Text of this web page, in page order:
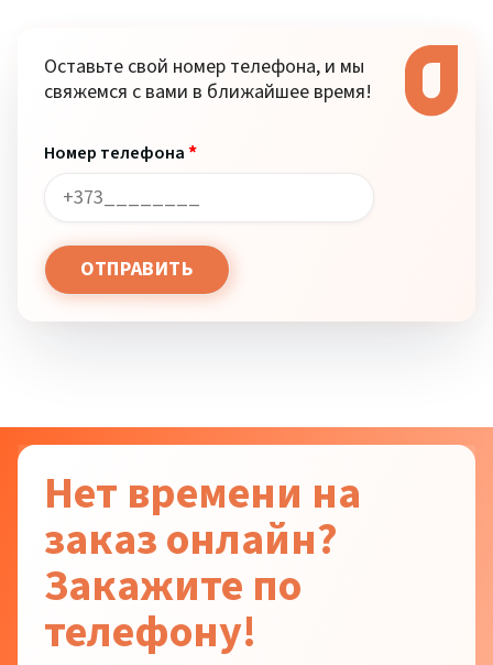
Оставьте свой номер телефона, и мы
свяжемся с вами в ближайшее время!
Номер телефона*
Нет времени на
заказ онлайн?
Закажите по
телефону!